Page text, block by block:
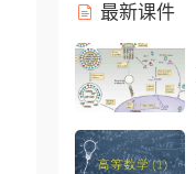
最新课件